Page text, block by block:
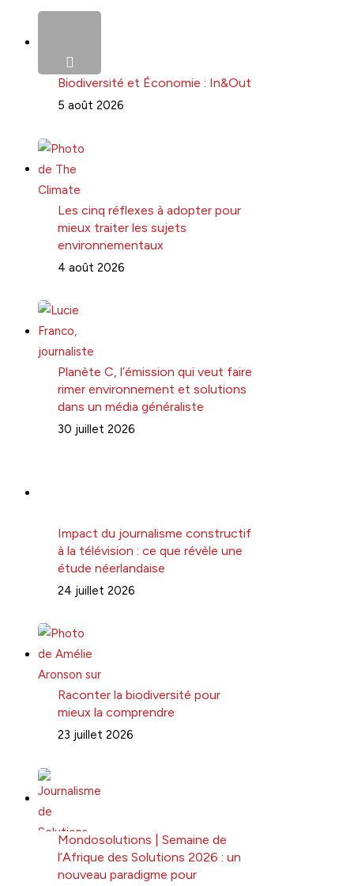
Biodiversité et Économie : In&Out
5 août 2026
Les cinq réflexes à adopter pour
mieux traiter les sujets
environnementaux
4 août 2026
Planète C, l’émission qui veut faire
rimer environnement et solutions
dans un média généraliste
30 juillet 2026
Impact du journalisme constructif
à la télévision : ce que révèle une
étude néerlandaise
24 juillet 2026
Raconter la biodiversité pour
mieux la comprendre
23 juillet 2026
Mondosolutions | Semaine de
l’Afrique des Solutions 2026 : un
nouveau paradigme pour